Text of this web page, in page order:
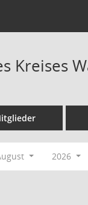
Kreises
2026